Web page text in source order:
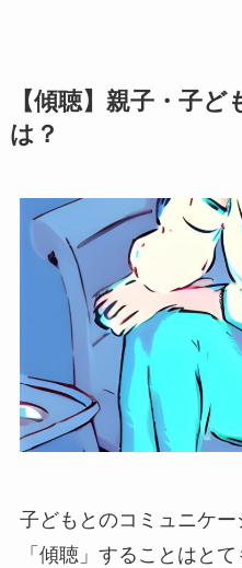
【傾聴】親子・子
は？
子どもとのコミュニケ
「傾聴」することはと